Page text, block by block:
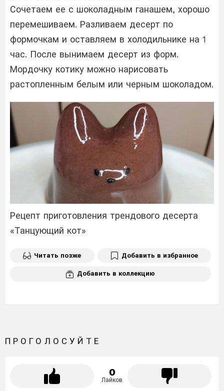
Сочетаем ее с шоколадным ганашем, хорошо
перемешиваем. Разливаем десерт по
формочкам и оставляем в холодильнике на 1
час. После вынимаем десерт из форм.
Мордочку котику можно нарисовать
растопленным белым или черным шоколадом.
Рецепт приготовления трендового десерта
«Танцующий кот»
Читать позже Добавить в избранное
Добавить в коллекцию
ПРОГОЛОСУЙТЕ
0
Лайков